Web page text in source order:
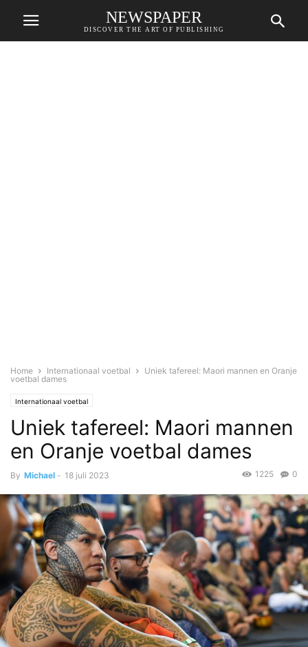
NEWSPAPER
DISCOVER THE ART OF PUBLISHING
Home Internationaal voetbal
Uniek tafereel: Maori mannen en Oranje
voetbal dames
Internationaal voetbal
Uniek tafereel: Maori mannen
en Oranje voetbal dames
By Michael - 18 juli 2023 0
1225